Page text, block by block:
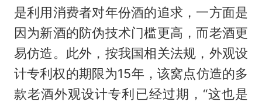
是利用消费者对年份酒的追求，一方面是
因为新酒的防伪技术门槛更高，而老酒更
易仿造。此外，按我国相关法规，外观设
计专利权的期限为15年，该窝点仿造的多
款老酒外观设计专利已经过期，“这也是